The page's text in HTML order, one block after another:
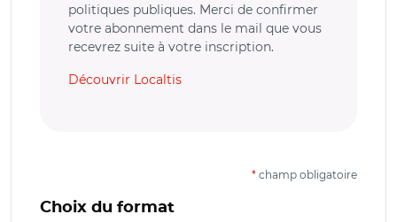
politiques publiques. Merci de confirmer
votre abonnement dans le mail que vous
recevrez suite à votre inscription.
Découvrir Localtis
* champ obligatoire
Choix du format